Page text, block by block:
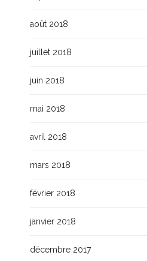
août 2018
juillet 2018
juin 2018
mai 2018
avril 2018
mars 2018
février 2018
janvier 2018
décembre 2017